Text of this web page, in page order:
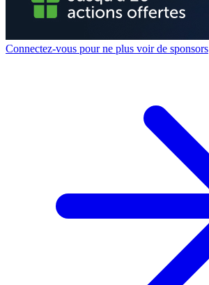
Connectez-vous pour ne plus voir de sponsors